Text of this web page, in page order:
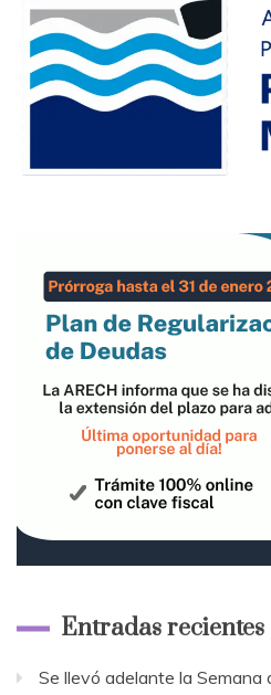
Entradas recientes
Se llevó adelante la Semana